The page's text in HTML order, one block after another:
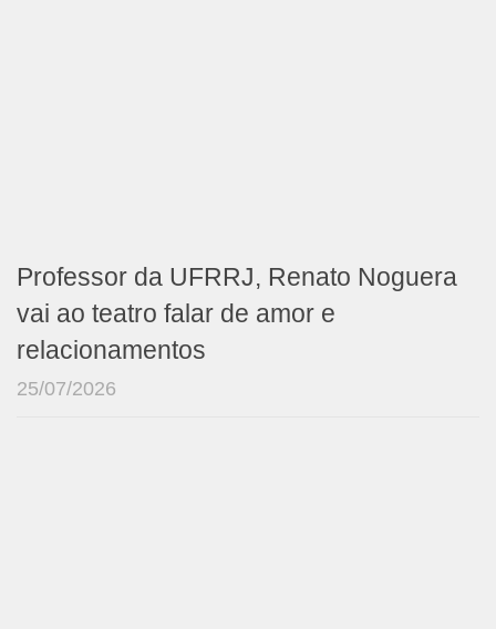
Professor da UFRRJ, Renato Noguera
vai ao teatro falar de amor e
relacionamentos
25/07/2026